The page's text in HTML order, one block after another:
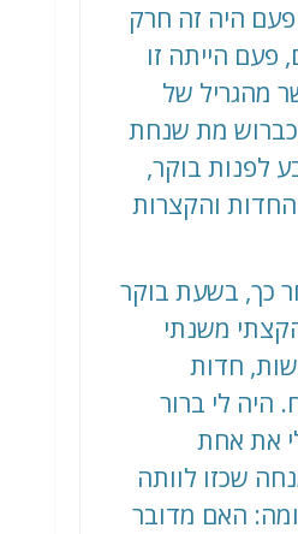
היה זה חרק
פעם הייתה זו
מהגריל של
מת שנחת
לפנות בוקר,
החדות והקצרות
כך, בשעת בוקר
משנתי
חדות
היה לי ברור
את אחת
שכזו לוותה
האם מדובר